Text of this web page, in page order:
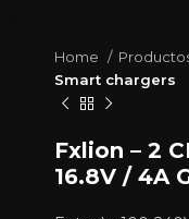
Home
Smart chargers
Fxlion – 2
16.8V / 4A